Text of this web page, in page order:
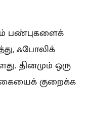
பண்புகளைக்
ஃபோலிக்
தினமும் ஒரு
குறைக்க